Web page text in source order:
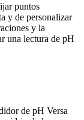
puntos
y de personalizar
y la
una lectura de pH
de pH Versa